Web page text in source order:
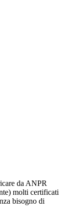
da ANPR
molti certificati
bisogno di